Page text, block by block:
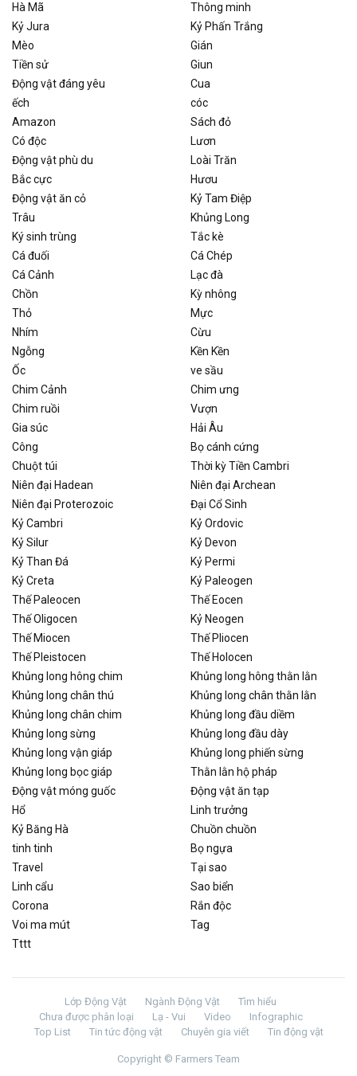
Hà Mã
Thông minh
Kỷ Jura
Kỷ Phấn Trắng
Mèo
Gián
Tiền sử
Giun
Động vật đáng yêu
Cua
ếch
cóc
Amazon
Sách đỏ
Có độc
Lươn
Động vật phù du
Loài Trăn
Bắc cực
Hươu
Động vật ăn cỏ
Kỷ Tam Điệp
Trâu
Khủng Long
Ký sinh trùng
Tắc kè
Cá đuối
Cá Chép
Cá Cảnh
Lạc đà
Chồn
Kỳ nhông
Thỏ
Mực
Nhím
Cừu
Ngỗng
Kền Kền
Ốc
ve sầu
Chim Cảnh
Chim ưng
Chim ruồi
Vượn
Gia súc
Hải Âu
Công
Bọ cánh cứng
Chuột túi
Thời kỳ Tiền Cambri
Niên đại Hadean
Niên đại Archean
Niên đại Proterozoic
Đại Cổ Sinh
Kỷ Cambri
Kỷ Ordovic
Kỷ Silur
Kỷ Devon
Kỷ Than Đá
Kỷ Permi
Kỷ Creta
Kỷ Paleogen
Thế Paleocen
Thế Eocen
Thế Oligocen
Kỷ Neogen
Thế Miocen
Thế Pliocen
Thế Pleistocen
Thế Holocen
Khủng long hông chim
Khủng long hông thằn lằn
Khủng long chân thú
Khủng long chân thằn lằn
Khủng long chân chim
Khủng long đầu diềm
Khủng long sừng
Khủng long đầu dày
Khủng long vận giáp
Khủng long phiến sừng
Khủng long bọc giáp
Thằn lằn hộ pháp
Động vật móng guốc
Động vật ăn tạp
Hổ
Linh trưởng
Kỷ Băng Hà
Chuồn chuồn
tinh tinh
Bọ ngựa
Travel
Tại sao
Linh cẩu
Sao biển
Corona
Rắn độc
Voi ma mút
Tag
Tttt
Lớp Động Vật Ngành Động Vật
Tìm hiểu
Chưa được phân loại
Lạ - Vui Video
Infographic
Top List
Tin tức động vật Chuyên gia viết Tin động vật
Copyright © Farmers Team